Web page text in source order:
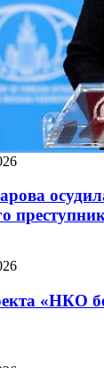
«НКО